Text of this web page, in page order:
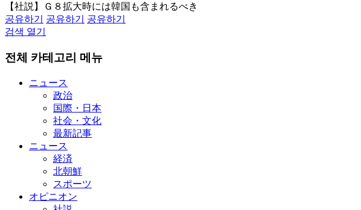
【社説】Ｇ８拡大時には韓国も含まれるべき
공유하기
공유하기
공유하기
검색 열기
전체 카테고리 메뉴
ニュース
政治
国際・日本
社会・文化
最新記事
ニュース
経済
北朝鮮
スポーツ
オピニオン